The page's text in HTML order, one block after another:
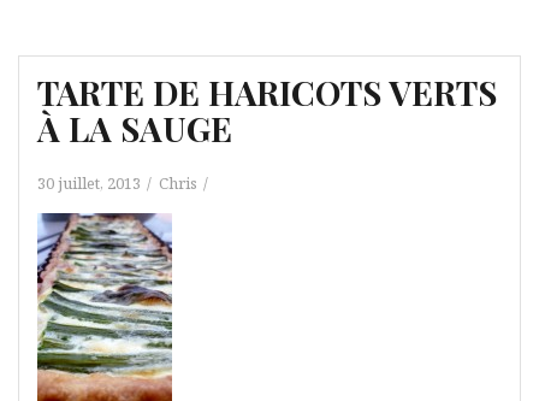
TARTE DE HARICOTS VERTS
À LA SAUGE
30 juillet, 2013 Chris